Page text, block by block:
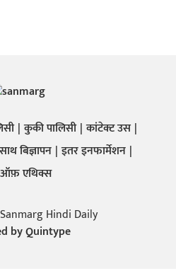
कुकी पालिसी कांटेक्ट उस
बिज्ञापन इतर इनफार्मेशन
एथिक्स
Hindi Daily
byQuintype